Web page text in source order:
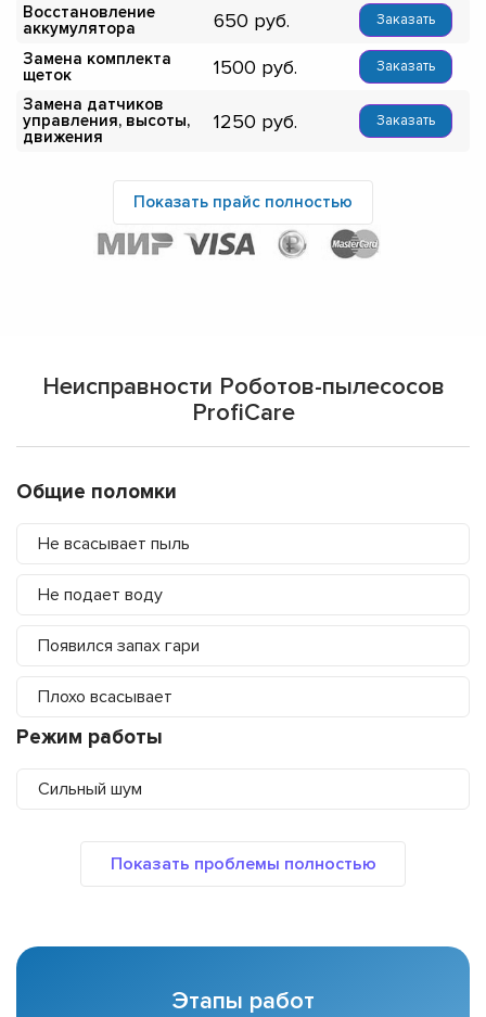
Восстановление
аккумулятора
650 Заказать
Замена комплекта
щеток
1500 Заказать
Замена датчиков
управления, высоты,
движения
1250 Заказать
Показать прайс полностью
Неисправности Роботов-пылесосов
ProfiCare
Общие поломки
Не всасывает пыль
Не подает воду
Появился запах гари
Плохо всасывает
Режим работы
Сильный шум
Этапы работ